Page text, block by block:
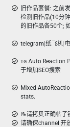
旧作品套餐: 之前
检测旧作品(10分
的旧作品各50个;
telegram|纸飞机|
ᴛɢ Auto Reaction
于增加SEO搜索
Mixed
stats.
📝请拷贝正确帖子
请确保channel 开